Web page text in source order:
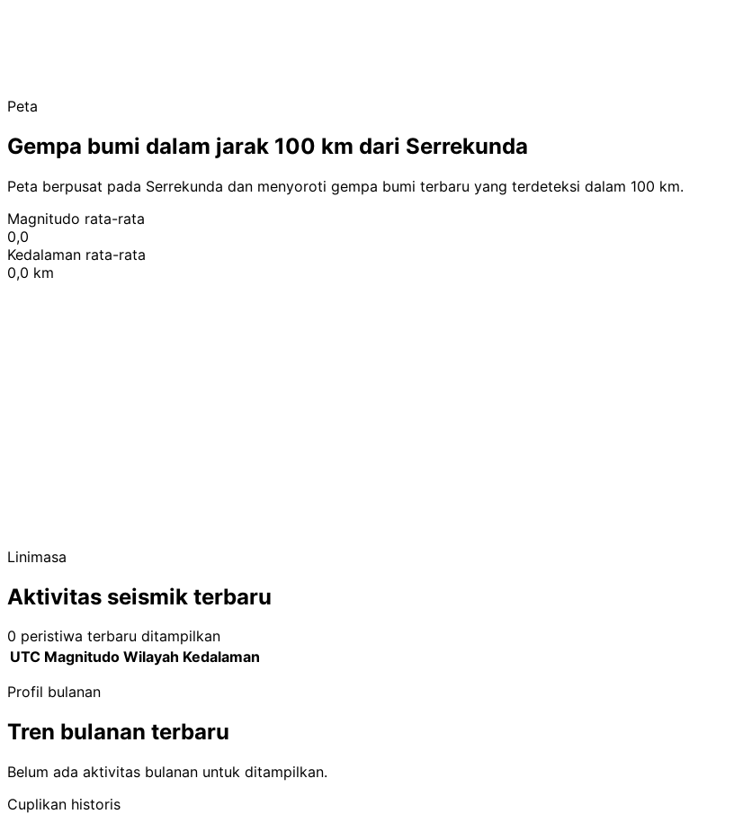
Peta
Gempa bumi dalam jarak 100 km dari Serrekunda
Peta berpusat pada Serrekunda dan menyoroti gempa bumi terbaru yang terdeteksi dalam 100 km.
Magnitudo rata-rata
0,0
Kedalaman rata-rata
0,0 km
Linimasa
Aktivitas seismik terbaru
0 peristiwa terbaru ditampilkan
UTC Magnitudo Wilayah Kedalaman
Profil bulanan
Tren bulanan terbaru
Belum ada aktivitas bulanan untuk ditampilkan.
Cuplikan historis